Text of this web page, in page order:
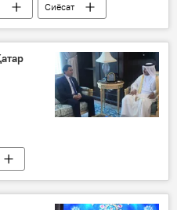
Сиёсат
Маҷористон
Қатар
Ҳасан ал-Ҳамодӣ